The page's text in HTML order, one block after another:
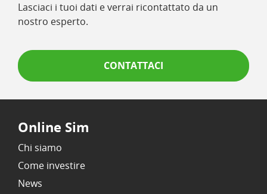
Lasciaci i tuoi dati e verrai ricontattato da un
nostro esperto.
CONTATTACI
Online Sim
Chi siamo
Come investire
News